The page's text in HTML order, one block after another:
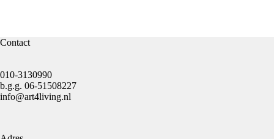
Contact
010-3130990
b.g.g. 06-51508227
info@art4living.nl